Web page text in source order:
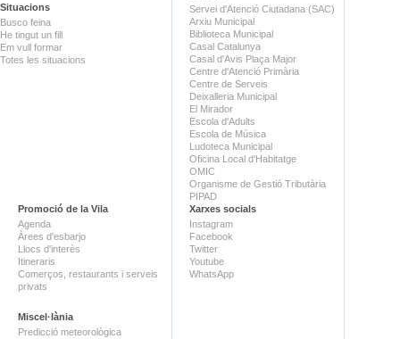
Situacions
Busco feina
He tingut un fill
Em vull formar
Totes les situacions
Servei d'Atenció Ciutadana (SAC)
Arxiu Municipal
Biblioteca Municipal
Casal Catalunya
Casal d'Avis Plaça Major
Centre d'Atenció Primària
Centre de Serveis
Deixalleria Municipal
El Mirador
Escola d'Adults
Escola de Música
Ludoteca Municipal
Oficina Local d'Habitatge
OMIC
Organisme de Gestió Tributària
PIPAD
Promoció de la Vila
Agenda
Àrees d'esbarjo
Llocs d'interès
Itineraris
Comerços, restaurants i serveis
privats
Miscel·lània
Predicció meteorològica
Xarxes socials
Instagram
Facebook
Twitter
Youtube
WhatsApp